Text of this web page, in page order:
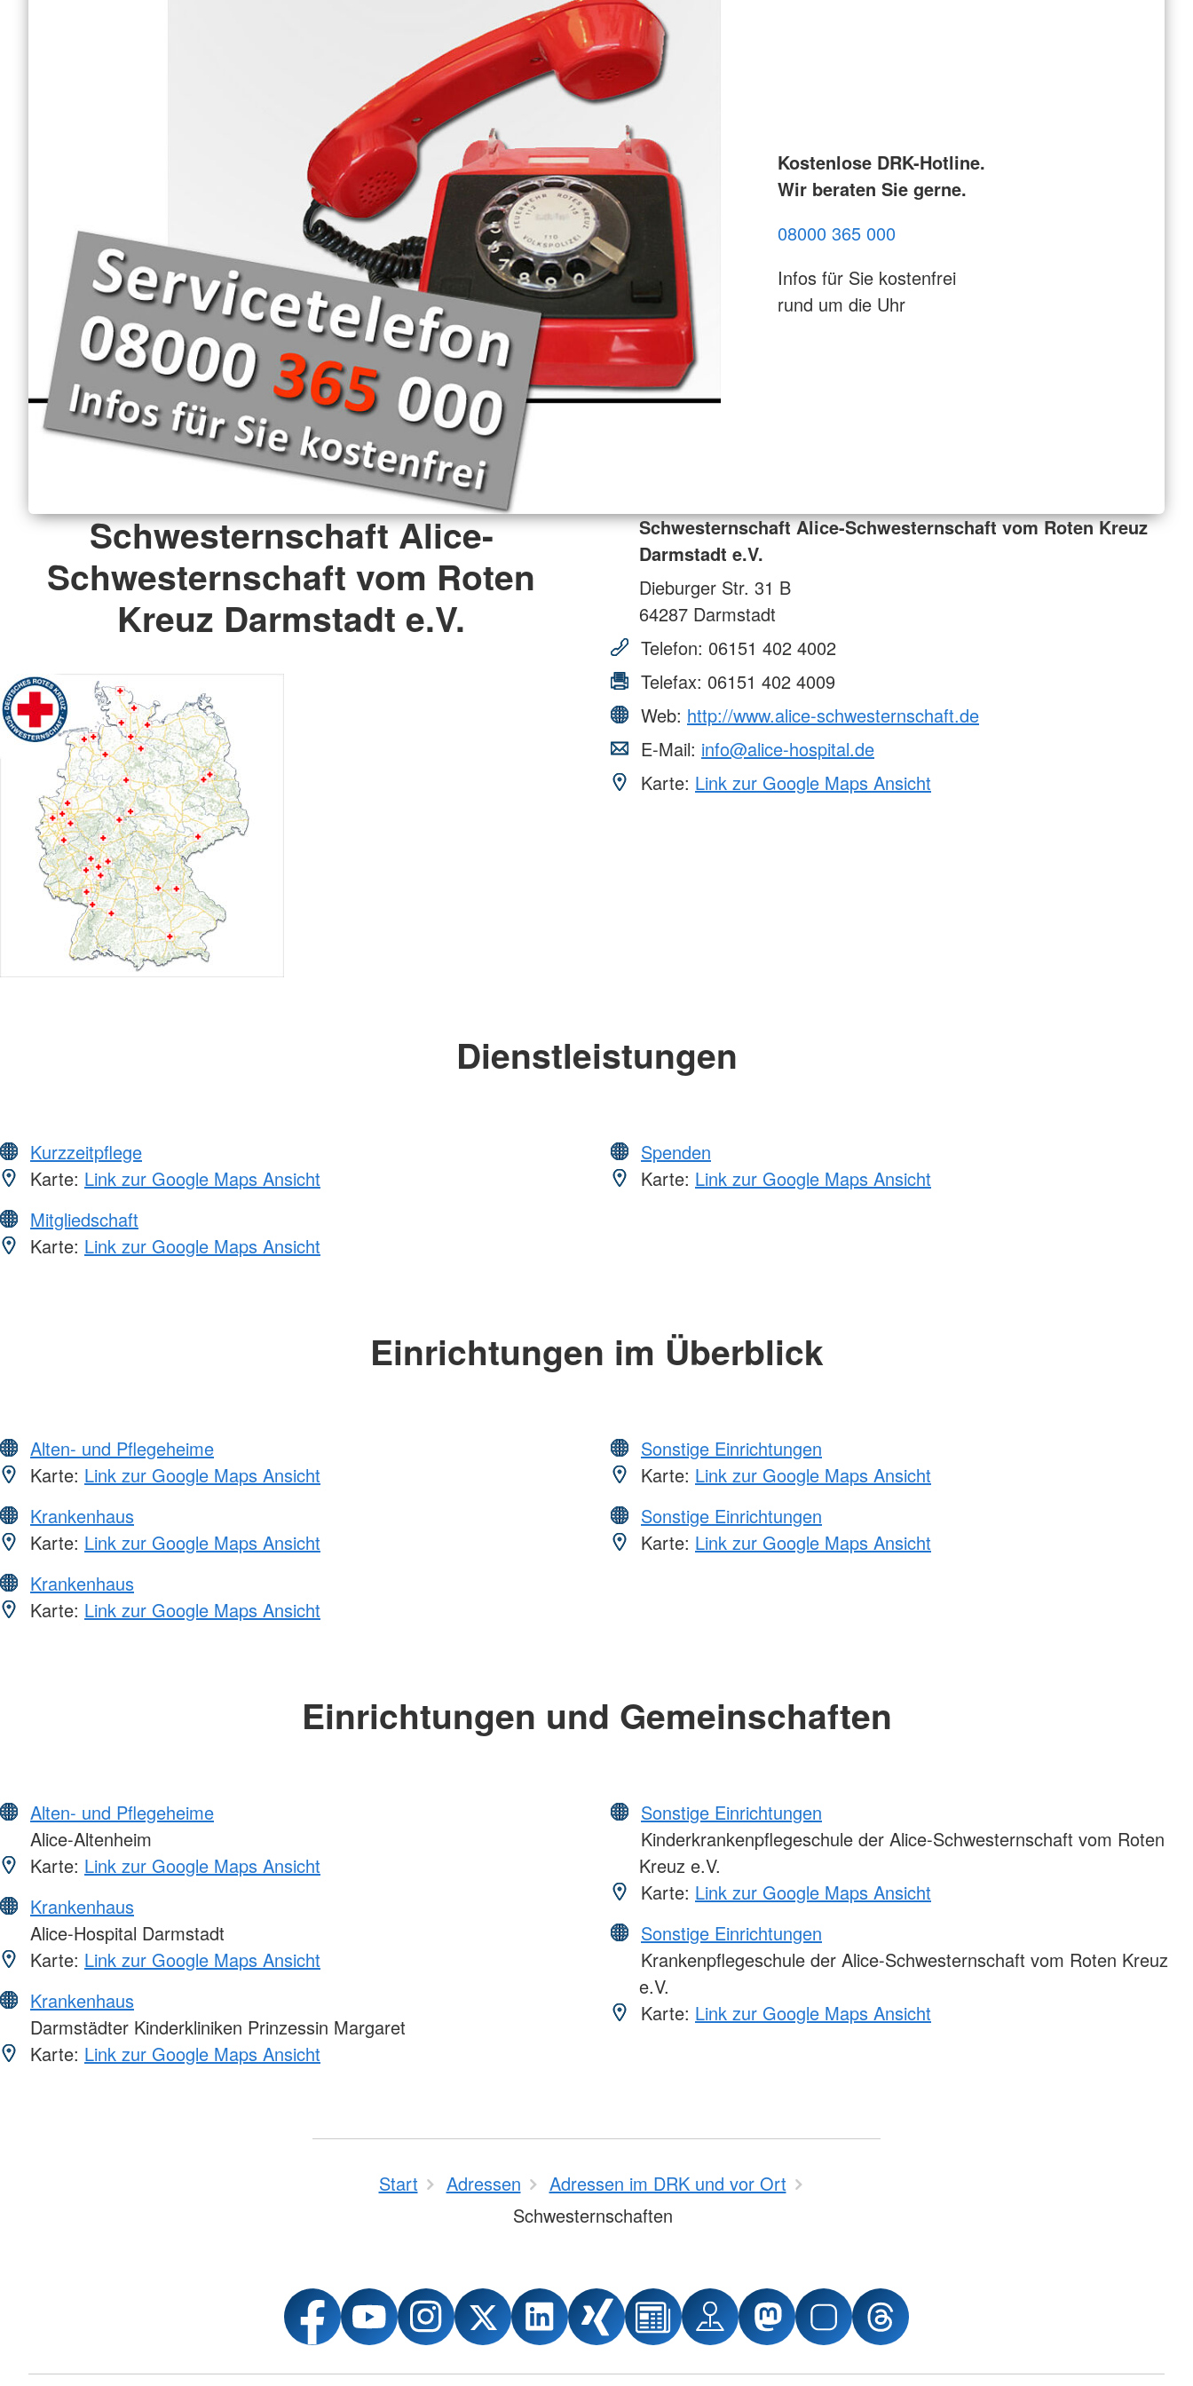
Kostenlose DRK-Hotline.
Wir beraten Sie gerne.
08000 365 000
Infos für Sie kostenfrei
rund um die Uhr
Schwesternschaft Alice-
Schwesternschaft vom Roten
Kreuz Darmstadt e.V.
Schwesternschaft Alice-Schwesternschaft vom Roten Kreuz
Darmstadt e.V.
Dieburger Str. 31 B
64287 Darmstadt
Telefon: 06151 402 4002
Telefax: 06151 402 4009
Web: http://www.alice-schwesternschaft.de
E-Mail: info@alice-hospital.de
Karte: Link zur Google Maps Ansicht
Dienstleistungen
Kurzzeitpflege
Karte: Link zur Google Maps Ansicht
Mitgliedschaft
Karte: Link zur Google Maps Ansicht
Spenden
Karte: Link zur Google Maps Ansicht
Einrichtungen im Überblick
Alten- und Pflegeheime
Karte: Link zur Google Maps Ansicht
Krankenhaus
Karte: Link zur Google Maps Ansicht
Krankenhaus
Karte: Link zur Google Maps Ansicht
Sonstige Einrichtungen
Karte: Link zur Google Maps Ansicht
Sonstige Einrichtungen
Karte: Link zur Google Maps Ansicht
Einrichtungen und Gemeinschaften
Alten- und Pflegeheime
Alice-Altenheim
Karte: Link zur Google Maps Ansicht
Krankenhaus
Alice-Hospital Darmstadt
Karte: Link zur Google Maps Ansicht
Krankenhaus
Darmstädter Kinderkliniken Prinzessin Margaret
Karte: Link zur Google Maps Ansicht
Sonstige Einrichtungen
Kinderkrankenpflegeschule der Alice-Schwesternschaft vom Roten
Kreuz e.V.
Karte: Link zur Google Maps Ansicht
Sonstige Einrichtungen
Krankenpflegeschule der Alice-Schwesternschaft vom Roten Kreuz
e.V.
Karte: Link zur Google Maps Ansicht
Start Adressen
Adressen im DRK und vor Ort
Schwesternschaften